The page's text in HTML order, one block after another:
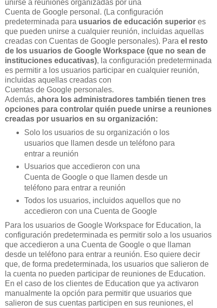
unirse a reuniones organizadas por una
Cuenta de Google personal. (La configuración
predeterminada para usuarios de educación superior es
que pueden unirse a cualquier reunión, incluidas aquellas
creadas con Cuentas de Google personales). Para el resto
de los usuarios de Google Workspace (que no sean de
instituciones educativas), la configuración predeterminada
es permitir a los usuarios participar en cualquier reunión,
incluidas aquellas creadas con
Cuentas de Google personales.
Además, ahora los administradores también tienen tres
opciones para controlar quién puede unirse a reuniones
creadas por usuarios en su organización:
Solo los usuarios de su organización o los
usuarios que llamen desde un teléfono para
entrar a reunión
Usuarios que accedieron con una
Cuenta de Google o que llamen desde un
teléfono para entrar a reunión
Todos los usuarios, incluidos aquellos que no
accedieron con una Cuenta de Google
Para los usuarios de Google Workspace for Education, la
configuración predeterminada es permitir solo a los usuarios
que accedieron a una Cuenta de Google o que llaman
desde un teléfono para entrar a reunión. Eso quiere decir
que, de forma predeterminada, los usuarios que salieron de
la cuenta no pueden participar de reuniones de Education.
En el caso de los clientes de Education que ya activaron
manualmente la opción para permitir que usuarios que
salieron de sus cuentas participen en sus reuniones, el